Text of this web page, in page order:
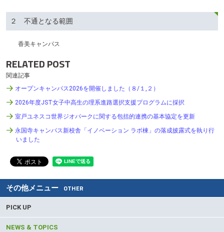
２ 不通となる範囲
香美キャンパス
RELATED POST
関連記事
オープンキャンパス2026を開催しました（８/１,２）
2026年度JST女子中高生の理系進路選択支援プログラムに採択
室戸ユネスコ世界ジオパークに関する包括的連携の基本協定を更新
永国寺キャンパス新校舎「イノベーション ラボ棟」の落成披露式を執り行
いました
その他メニュー OTHER
PICK UP
NEWS & TOPICS